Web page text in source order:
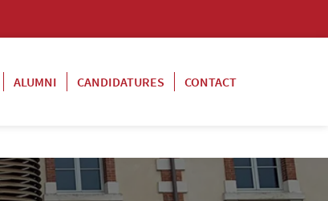
ALUMNI CANDIDATURES CONTACT